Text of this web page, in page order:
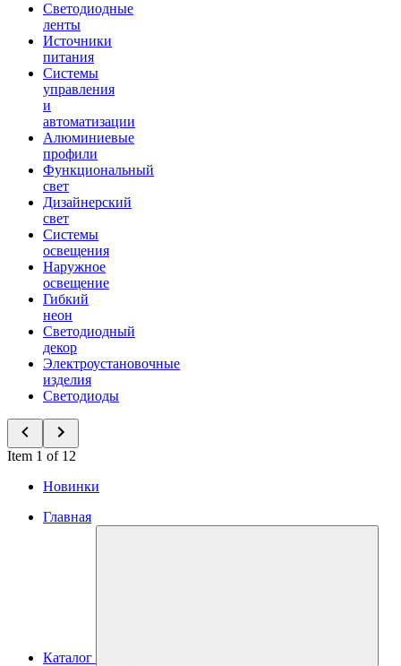
Светодиодные
ленты
Источники
питания
Системы
управления
и
автоматизации
Алюминиевые
профили
Функциональный
свет
Дизайнерский
свет
Системы
освещения
Наружное
освещение
Гибкий
неон
Светодиодный
декор
Электроустановочные
изделия
Светодиоды
Item 1 of 12
Новинки
Главная
Каталог